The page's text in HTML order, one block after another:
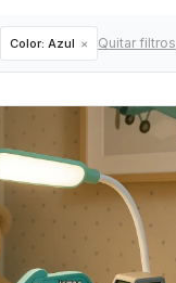
Color: Azul Quitar filtros